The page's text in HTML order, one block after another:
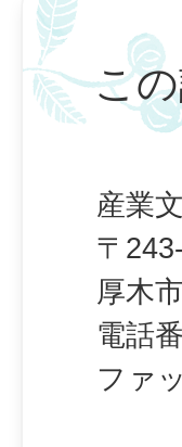
こ
産業
〒
厚木
電話
ファ